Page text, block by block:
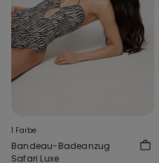
1 Farbe
Bandeau-Badeanzug
Safari Luxe